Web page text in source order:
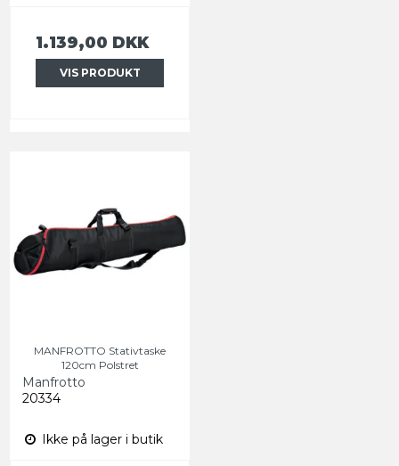
1.139,00 DKK
VIS PRODUKT
MANFROTTO Stativtaske
120cm Polstret
Manfrotto
20334
Ikke på lager i butik